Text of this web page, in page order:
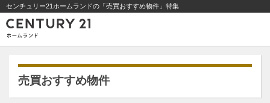
センチュリー21ホームランドの「売買おすすめ物件」特集
売買おすすめ物件